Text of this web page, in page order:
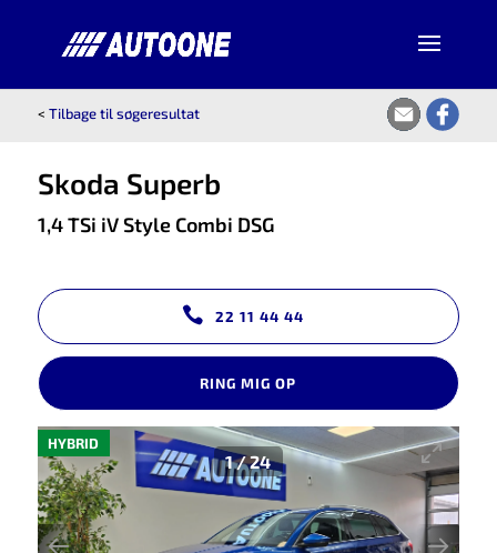
< Tilbage til søgeresultat
Skoda Superb
1,4 TSi iV Style Combi DSG
22 11 44 44
RING MIG OP
HYBRID
1/24